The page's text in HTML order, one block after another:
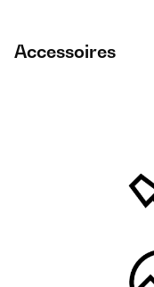
Accessoires